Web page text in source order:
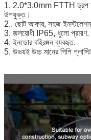
1. 2.0*3.0mm FTTH ড্রপ
উপযুক্ত।
2.. ছোট আকার, সহজ
3. জলরোধী IP65, ধুলো প্রমাণ.
4. ইনডোর বহিরঙ্গন ব্যবহৃত.
5. উভয়ই উচ্চ মানের পিপি